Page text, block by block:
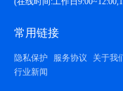
常用链接
隐私保护 服务协议
关于我
行业新闻